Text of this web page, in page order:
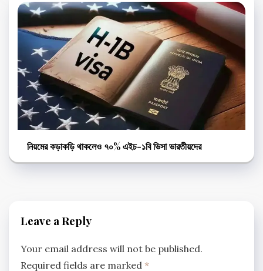
নিয়মের কড়াকড়ি থাকলেও ৭০% এইচ-১বি ভিসা ভারতীয়দের
Leave a Reply
Your email address will not be published.
Required fields are marked *